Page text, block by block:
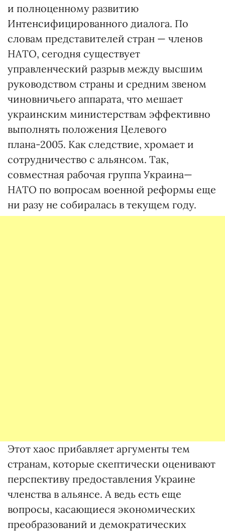
и полноценному развитию
Интенсифицированного диалога. По
словам представителей стран — членов
НАТО, сегодня существует
управленческий разрыв между высшим
руководством страны и средним звеном
чиновничьего аппарата, что мешает
украинским министерствам эффективно
выполнять положения Целевого
плана-2005. Как следствие, хромает и
сотрудничество с альянсом. Так,
совместная рабочая группа Украина—
НАТО по вопросам военной реформы еще
ни разу не собиралась в текущем году.
Этот хаос прибавляет аргументы тем
странам, которые скептически оценивают
перспективу предоставления Украине
членства в альянсе. А ведь есть еще
вопросы, касающиеся экономических
преобразований и демократических